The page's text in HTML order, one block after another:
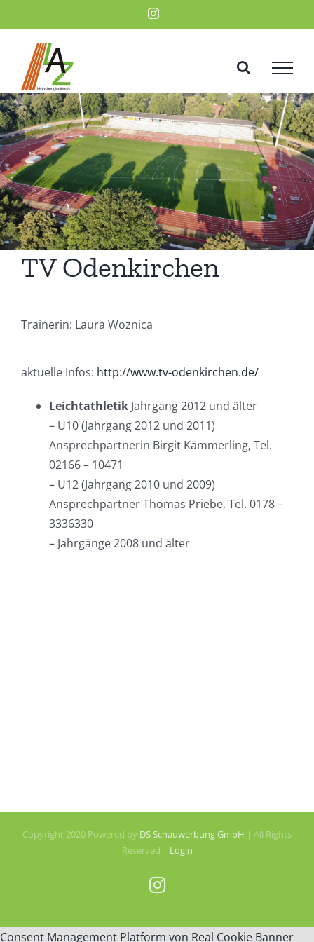
Inhalt
springen
Instagram
TV Odenkirchen
Trainerin: Laura Woznica
aktuelle Infos: http://www.tv-odenkirchen.de/
Leichtathletik Jahrgang 2012 und älter
– U10 (Jahrgang 2012 und 2011)
Ansprechpartnerin Birgit Kämmerling, Tel.
02166 – 10471
– U12 (Jahrgang 2010 und 2009)
Ansprechpartner Thomas Priebe, Tel. 0178 –
3336330
– Jahrgänge 2008 und älter
Copyright 2020 Powered by DS Schauwerbung GmbH | All Rights
Reserved | Login
Instagram
Consent Management Platform von Real Cookie Banner